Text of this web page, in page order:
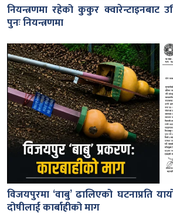
नियन्त्रणमा रहेको कुकुर क्वारेन्टाइनबाट
पुनः नियन्त्रणमा
विजयपुरमा ‘वाबु’ ढालिएको घटनाप्रति
दोषीलाई कार्बाहीको माग